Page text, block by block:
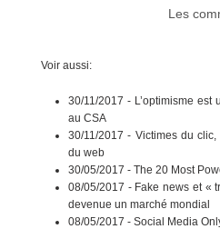
Les
Voir aussi:
30/11/2017 - L’optimisme
au CSA
30/11/2017 - Victimes du
du web
30/05/2017 - The 20 Most
08/05/2017 - Fake news et «
devenue un marché mondial
08/05/2017 - Social Media